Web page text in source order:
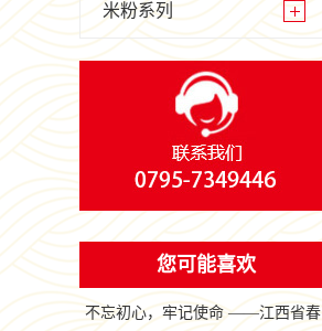
米粉系列
您可能喜欢
不忘初心，牢记使命 ——江西省春